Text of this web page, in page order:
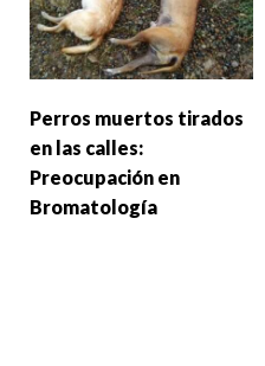
Perros muertos tirados
en las calles:
Preocupación en
Bromatología